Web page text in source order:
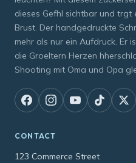
dieses Gefhl sichtbar und
Brust. Der handgedruckte
mehr als nur ein Aufdruck. Er
die Groeltern Herzen
Shooting mit Oma und Opa
CONTACT
123 Commerce Street